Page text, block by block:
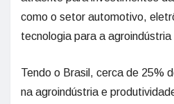
como o setor automotivo,
tecnologia para a
Tendo o Brasil, cerca de 25%
na agroindústria e